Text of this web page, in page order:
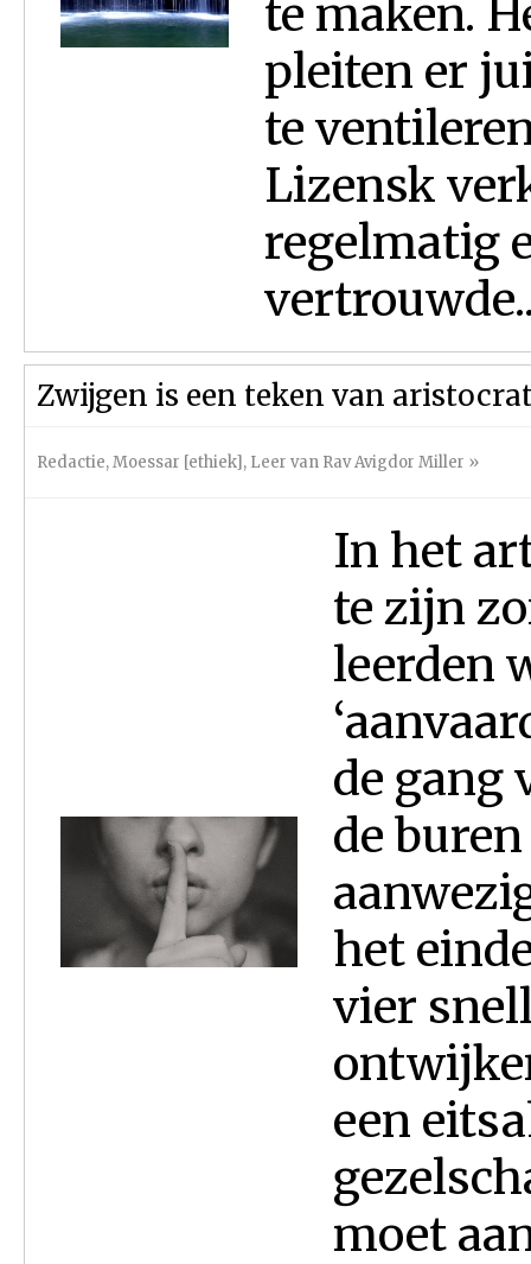
te maken.
pleiten er
te
Lizensk
regelmatig
Zwijgen is een teken van
Redactie,Moessar [ethiek], Leer van Rav Avigdor Miller »
In het
te zijn
leerden
de gang
de
het
vier
een
moet